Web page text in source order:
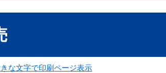
な文字で印刷ページ表示